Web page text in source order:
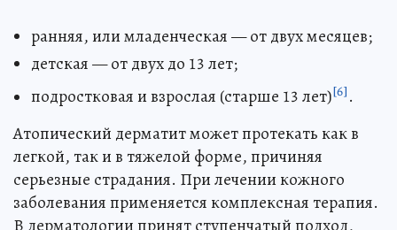
ранняя, или младенческая — от двух месяцев;
детская — от двух до 13 лет;
подростковая и взрослая (старше 13 лет)[6].
Атопический дерматит может протекать как в
легкой, так и в тяжелой форме, причиняя
серьезные страдания. При лечении кожного
заболевания применяется комплексная терапия.
В дерматологии принят ступенчатый подход,